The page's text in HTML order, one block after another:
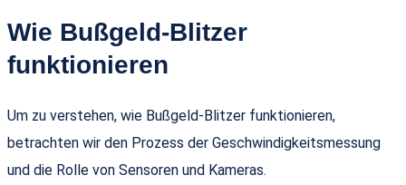
Wie Bußgeld-Blitzer
funktionieren
Um zu verstehen, wie Bußgeld-Blitzer funktionieren,
betrachten wir den Prozess der Geschwindigkeitsmessung
und die Rolle von Sensoren und Kameras.